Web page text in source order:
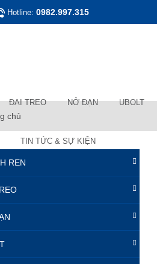
Hotline: 0982.997.315
ĐAI TREO NỞ ĐẠN UBOLT
TIN TỨC & SỰ KIỆN
chủ
REN